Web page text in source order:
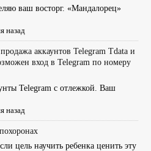
ваш восторг. «Мандалорец»
назад
аккаунтов Telegram Tdata и
вход в Telegram по номеру
Telegram с отлежкой. Ваш
назад
цель научить ребенка ценить эту